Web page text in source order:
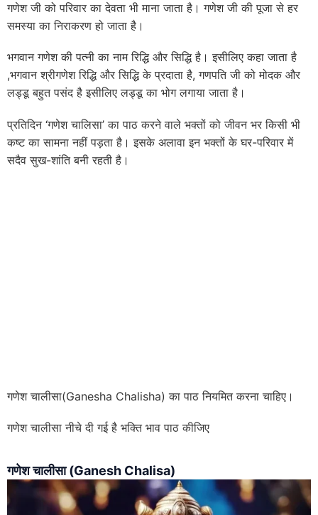
गणेश जी को परिवार का देवता भी माना जाता है। गणेश जी की पूजा से हर
समस्या का निराकरण हो जाता है।
भगवान गणेश की पत्नी का नाम रिद्धि और सिद्धि है। इसीलिए कहा जाता है
,भगवान श्रीगणेश रिद्धि और सिद्धि के प्रदाता है, गणपति जी को मोदक और
लड्डू बहुत पसंद है इसीलिए लड्डू का भोग लगाया जाता है।
प्रतिदिन ‘गणेश चालिसा’ का पाठ करने वाले भक्तों को जीवन भर किसी भी
कष्ट का सामना नहीं पड़ता है। इसके अलावा इन भक्तों के घर-परिवार में
सदैव सुख-शांति बनी रहती है।
गणेश चालीसा(Ganesha Chalisha) का पाठ नियमित करना चाहिए।
गणेश चालीसा नीचे दी गई है भक्ति भाव पाठ कीजिए
गणेश चालीसा (Ganesh Chalisa)